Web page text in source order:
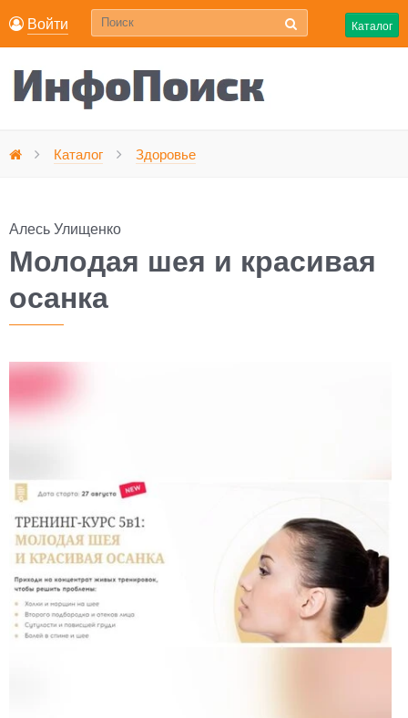
Войти Каталог
Каталог Здоровье
Алесь Улищенко
Молодая шея и красивая
осанка